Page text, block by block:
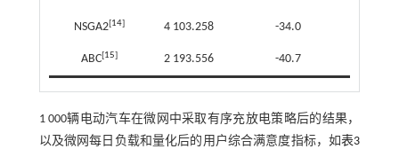
NSGA2[14] 4 103.258 -34.0
ABC[15] 2 193.556 -40.7
1 000辆电动汽车在微网中采取有序充放电策略后的结果，
以及微网每日负载和量化后的用户综合满意度指标，如表3